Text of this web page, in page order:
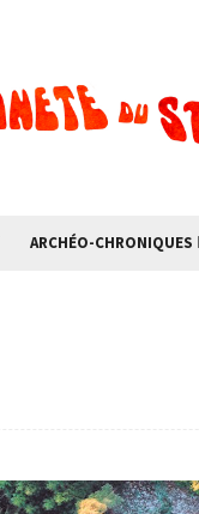
ARCHÉO-CHRONIQUES